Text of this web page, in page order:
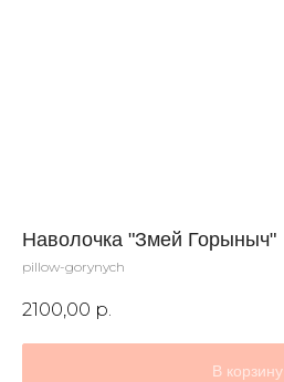
Наволочка "Змей Горыныч"
pillow-gorynych
2100,00 р.
В корзину